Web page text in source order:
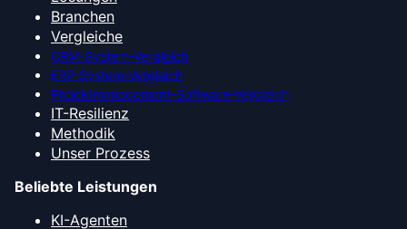
Branchen
Vergleiche
CRM-System-Vergleich
ERP-System-Vergleich
Projektmanagement-Software-Vergleich
IT-Resilienz
Methodik
Unser Prozess
Beliebte Leistungen
KI-Agenten